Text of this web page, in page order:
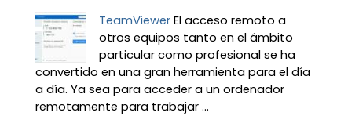
TeamViewer El acceso remoto a
otros equipos tanto en el ámbito
particular como profesional se ha
convertido en una gran herramienta para el día
a día. Ya sea para acceder a un ordenador
remotamente para trabajar ...